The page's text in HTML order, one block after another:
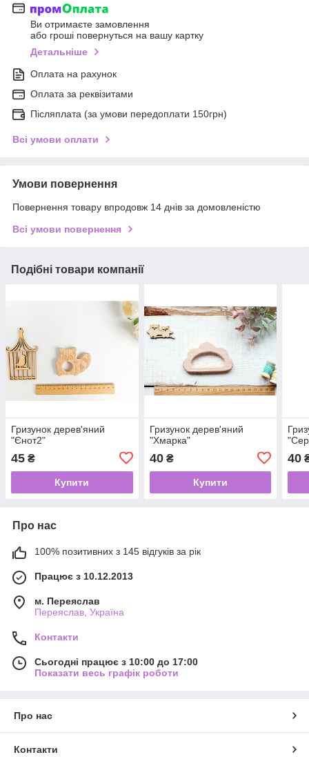
Ви отримаєте замовлення
або гроші повернуться на вашу картку
Детальніше
Оплата на рахунок
Оплата за реквізитами
Післяплата (за умови передоплати 150грн)
Всі умови оплати
Умови повернення
Повернення товару впродовж 14 днів за домовленістю
Всі умови повернення
Подібні товари компанії
Гризунок дерев'яний
"Єнот2"
45 ₴
Купити
Гризунок дерев'яний
"Хмарка"
40₴
Купити
40
Про нас
100% позитивних з 145 відгуків за рік
Працює з 10.12.2013
м. Переяслав
Переяслав, Україна
Контакти
Сьогодні працює з 10:00 до 17:00
Показати весь графік роботи
Про нас
Контакти